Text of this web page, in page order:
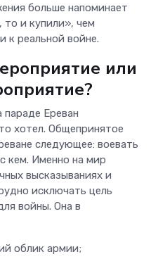
больше напоминает
и купили», чем
к реальной войне.
или
параде Ереван
хотел. Общепринятое
следующее: воевать
кем. Именно на мир
высказываниях и
исключать цель
войны. Она в
облик армии;